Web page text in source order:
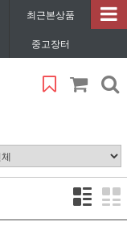
최근본상품
중고장터